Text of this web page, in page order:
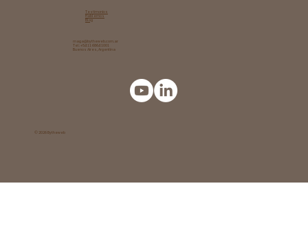
maga@bytheweb.com.ar
Tel: +54 11 6864 1001
Buenos Aires, Argentina
© 2026 Bytheweb
Testimonios
Hablemos
Blog